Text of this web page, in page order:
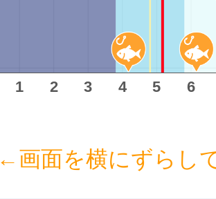
1 2 3 4 5 6
←画面を横にずらし